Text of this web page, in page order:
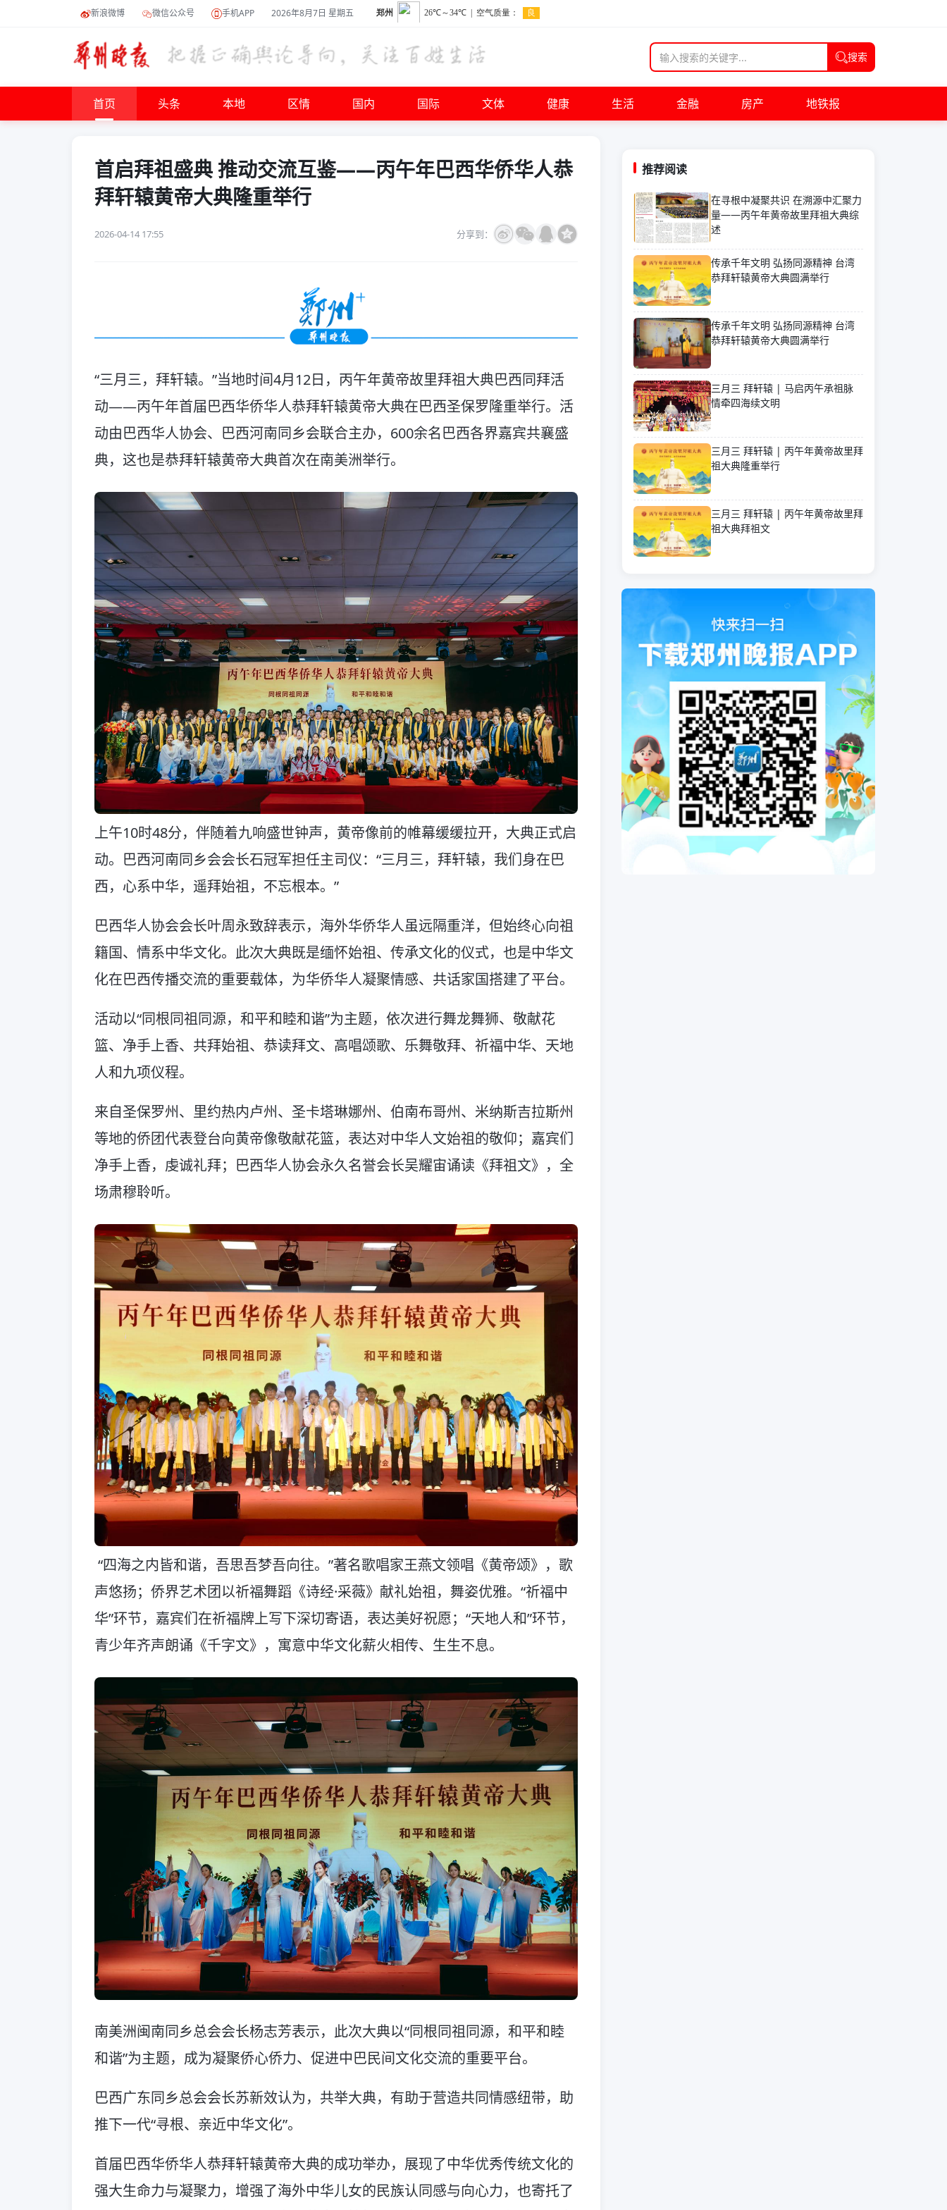
新浪微博 微信公众号 手机APP 2026年8月7日 星期五
搜索
首页 头条 本地 区情 国内 国际 文体 健康 生活 金融 房产 地铁报
首启拜祖盛典 推动交流互鉴——丙午年巴西华侨华人恭
拜轩辕黄帝大典隆重举行
2026-04-14 17:55 分享到：
“三月三，拜轩辕。”当地时间4月12日，丙午年黄帝故里拜祖大典巴西同拜活
动——丙午年首届巴西华侨华人恭拜轩辕黄帝大典在巴西圣保罗隆重举行。活
动由巴西华人协会、巴西河南同乡会联合主办，600余名巴西各界嘉宾共襄盛
典，这也是恭拜轩辕黄帝大典首次在南美洲举行。
上午10时48分，伴随着九响盛世钟声，黄帝像前的帷幕缓缓拉开，大典正式启
动。巴西河南同乡会会长石冠军担任主司仪：“三月三，拜轩辕，我们身在巴
西，心系中华，遥拜始祖，不忘根本。”
巴西华人协会会长叶周永致辞表示，海外华侨华人虽远隔重洋，但始终心向祖
籍国、情系中华文化。此次大典既是缅怀始祖、传承文化的仪式，也是中华文
化在巴西传播交流的重要载体，为华侨华人凝聚情感、共话家国搭建了平台。
活动以“同根同祖同源，和平和睦和谐”为主题，依次进行舞龙舞狮、敬献花
篮、净手上香、共拜始祖、恭读拜文、高唱颂歌、乐舞敬拜、祈福中华、天地
人和九项仪程。
来自圣保罗州、里约热内卢州、圣卡塔琳娜州、伯南布哥州、米纳斯吉拉斯州
等地的侨团代表登台向黄帝像敬献花篮，表达对中华人文始祖的敬仰；嘉宾们
净手上香，虔诚礼拜；巴西华人协会永久名誉会长吴耀宙诵读《拜祖文》，全
场肃穆聆听。
“四海之内皆和谐，吾思吾梦吾向往。”著名歌唱家王燕文领唱《黄帝颂》，歌
声悠扬；侨界艺术团以祈福舞蹈《诗经·采薇》献礼始祖，舞姿优雅。“祈福中
华”环节，嘉宾们在祈福牌上写下深切寄语，表达美好祝愿；“天地人和”环节，
青少年齐声朗诵《千字文》，寓意中华文化薪火相传、生生不息。
南美洲闽南同乡总会会长杨志芳表示，此次大典以“同根同祖同源，和平和睦
和谐”为主题，成为凝聚侨心侨力、促进中巴民间文化交流的重要平台。
巴西广东同乡总会会长苏新效认为，共举大典，有助于营造共同情感纽带，助
推下一代“寻根、亲近中华文化”。
首届巴西华侨华人恭拜轩辕黄帝大典的成功举办，展现了中华优秀传统文化的
强大生命力与凝聚力，增强了海外中华儿女的民族认同感与向心力，也寄托了
推荐阅读
在寻根中凝聚共识 在溯源中汇聚力
量——丙午年黄帝故里拜祖大典综
述
传承千年文明 弘扬同源精神 台湾
恭拜轩辕黄帝大典圆满举行
传承千年文明 弘扬同源精神 台湾
恭拜轩辕黄帝大典圆满举行
三月三 拜轩辕 | 马启丙午承祖脉
情牵四海续文明
三月三 拜轩辕 | 丙午年黄帝故里拜
祖大典隆重举行
三月三 拜轩辕 | 丙午年黄帝故里拜
祖大典拜祖文